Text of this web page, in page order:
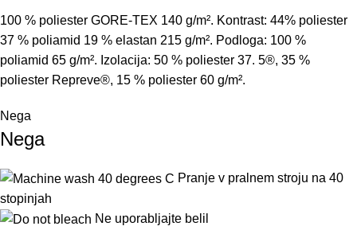
100 % poliester GORE-TEX 140 g/m². Kontrast: 44% poliester
37 % poliamid 19 % elastan 215 g/m². Podloga: 100 %
poliamid 65 g/m². Izolacija: 50 % poliester 37. 5®, 35 %
poliester Repreve®, 15 % poliester 60 g/m².
Nega
Nega
Pranje v pralnem stroju na 40
stopinjah
Ne uporabljajte belil